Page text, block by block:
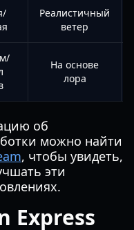
Реалистичный
ветер
На основе
лора
об
можно найти
, чтобы увидеть,
эти
Express